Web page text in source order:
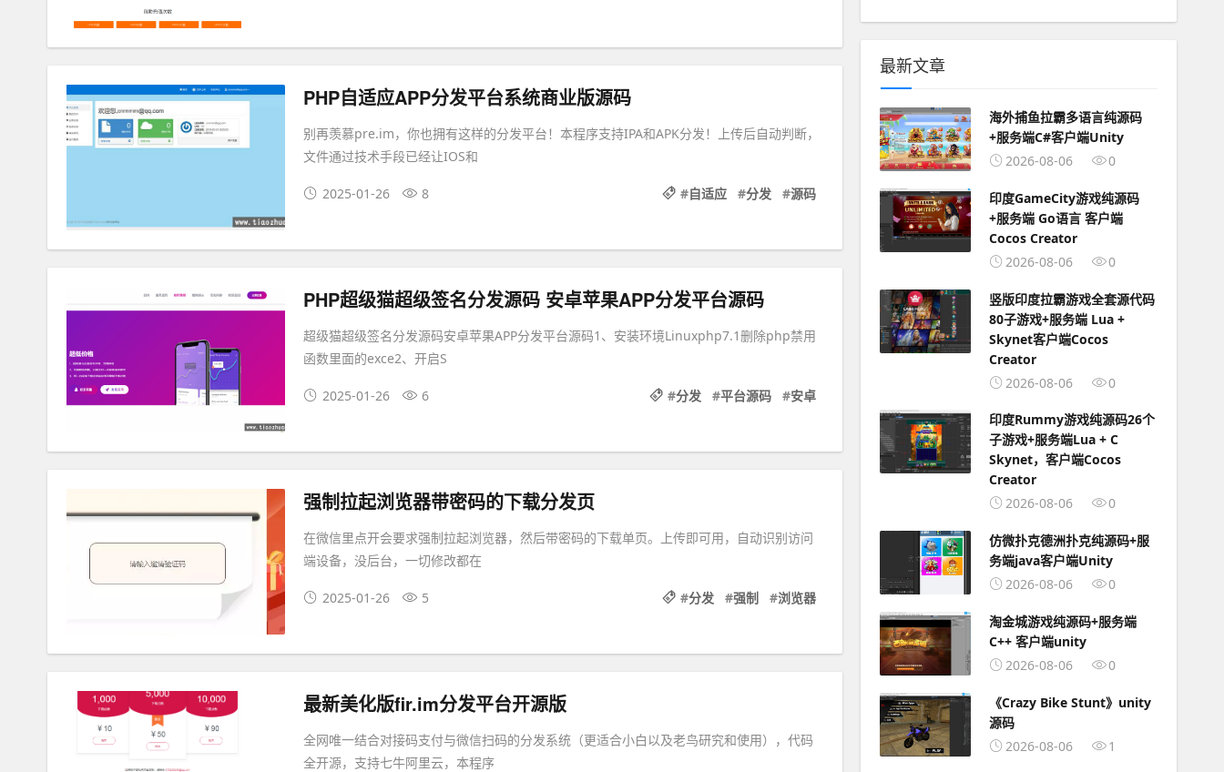
PHP自适应APP分发平台系统商业版源码
别再羡慕pre.im，你也拥有这样的分发平台！本程序支持IPA和APK分发！上传后自动判断，
文件通过技术手段已经让IOS和
2025-01-26 8 #自适应 #分发 #源码
PHP超级猫超级签名分发源码 安卓苹果APP分发平台源码
超级猫超级签名分发源码安卓苹果APP分发平台源码1、安装环境Linuxphp7.1删除php禁用
函数里面的exce2、开启S
2025-01-26 6 #分发 #平台源码 #安卓
强制拉起浏览器带密码的下载分发页
在微信里点开会要求强制拉起浏览器，然后带密码的下载单页。上传即可用，自动识别访问
端设备，没后台，一切修改都在
2025-01-26 5 #分发 #强制 #浏览器
最新美化版fir.im分发平台开源版
全网唯一结合对接码支付与微信扫码的分发系统（更适合小白以及老鸟研究和使用），代码
全开源，支持七牛阿里云，本程序
最新文章
海外捕鱼拉霸多语言纯源码
+服务端C#客户端Unity
2026-08-06
0
印度GameCity游戏纯源码
+服务端 Go语言 客户端
Cocos Creator
2026-08-06
0
竖版印度拉霸游戏全套源代码
80子游戏+服务端 Lua +
Skynet客户端Cocos
Creator
2026-08-06
0
印度Rummy游戏纯源码26个
子游戏+服务端Lua + C
Skynet，客户端Cocos
Creator
2026-08-06
0
仿微扑克德洲扑克纯源码+服
务端java客户端Unity
2026-08-06
0
淘金城游戏纯源码+服务端
C++ 客户端unity
2026-08-06
0
《Crazy Bike Stunt》unity
源码
2026-08-06
1